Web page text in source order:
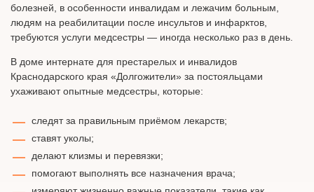
болезней, в особенности инвалидам и лежачим больным,
людям на реабилитации после инсультов и инфарктов,
требуются услуги медсестры — иногда несколько раз в день.
В доме интернате для престарелых и инвалидов
Краснодарского края «Долгожители» за постояльцами
ухаживают опытные медсестры, которые:
следят за правильным приёмом лекарств;
ставят уколы;
делают клизмы и перевязки;
помогают выполнять все назначения врача;